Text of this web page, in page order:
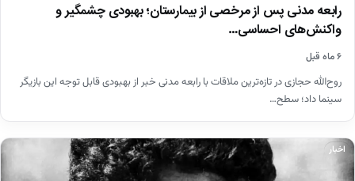
رابعه مدنی پس از مرخصی از بیمارستان؛ بهبودی چشمگیر و
واکنش‌های احساسی…
۶ ماه قبل
روح‌الله حجازی در تازه‌ترین ملاقات با رابعه مدنی خبر از بهبودی قابل توجه این بازیگر
سینما داد؛ سطح…
اخبار